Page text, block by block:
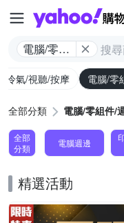
電腦/零組
戲
/冷氣/視聽/按摩 電腦/零
全部分類 電腦/零組件/
全部
分類
電腦週邊
精選活動